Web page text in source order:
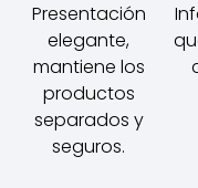
Presentación
elegante,
mantiene los
productos
separados y
seguros.